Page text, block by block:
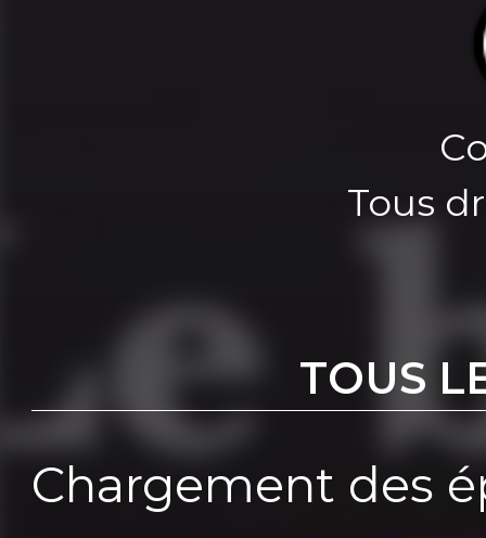
Tous
TOUS
Chargement des